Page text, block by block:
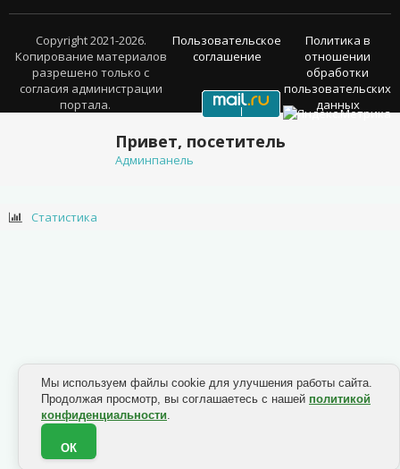
Copyright 2021-2026.
Копирование материалов
разрешено только с
согласия администрации
портала.
Пользовательское
соглашение
Политика в
отношении
обработки
пользовательских
данных
Привет, посетитель
Админпанель
Статистика
Мы используем файлы cookie для улучшения работы сайта.
Продолжая просмотр, вы соглашаетесь с нашей политикой
конфиденциальности.
ОК